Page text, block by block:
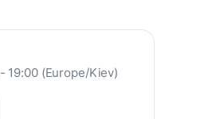
19:00 (Europe/Kiev)